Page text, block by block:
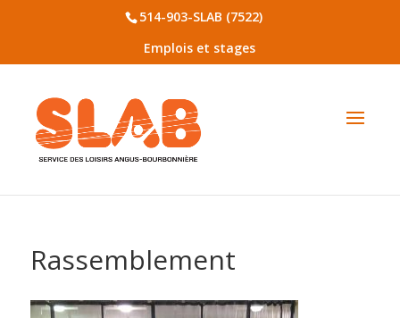
514-903-SLAB (7522)
Emplois et stages
Rassemblement